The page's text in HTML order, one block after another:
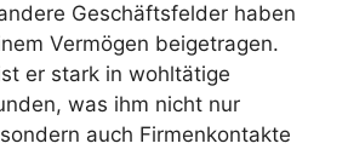
Geschäftsfelder haben
Vermögen beigetragen.
er stark in wohltätige
was ihm nicht nur
auch Firmenkontakte